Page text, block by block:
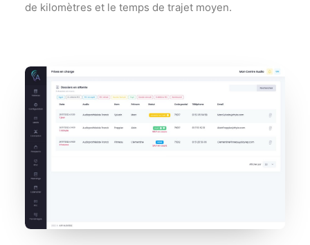
de kilomètres et le temps de trajet moyen.